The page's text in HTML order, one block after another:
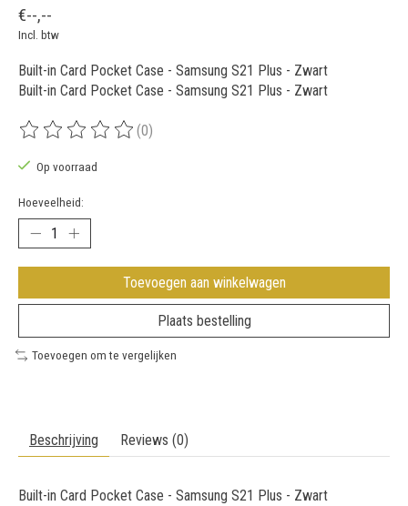
€--,--
Incl. btw
Built-in Card Pocket Case - Samsung S21 Plus - Zwart
Built-in Card Pocket Case - Samsung S21 Plus - Zwart
De beoordeling van dit product is
(0)
Op voorraad
Hoeveelheid:
Toevoegen aan winkelwagen
Plaats bestelling
Toevoegen om te vergelijken
Beschrijving Reviews (0)
Built-in Card Pocket Case - Samsung S21 Plus - Zwart